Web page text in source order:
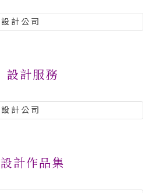
設計服務
設計作品集